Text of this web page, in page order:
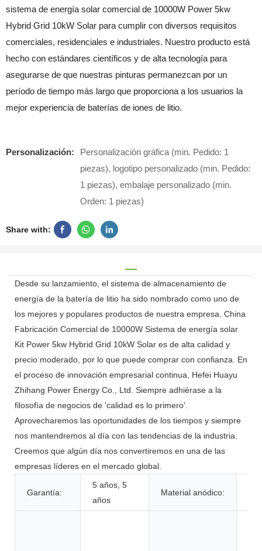
sistema de energía solar comercial de 10000W Power 5kw
Hybrid Grid 10kW Solar para cumplir con diversos requisitos
comerciales, residenciales e industriales. Nuestro producto está
hecho con estándares científicos y de alta tecnología para
asegurarse de que nuestras pinturas permanezcan por un
período de tiempo más largo que proporciona a los usuarios la
mejor experiencia de baterías de iones de litio.
Personalización:
Personalización gráfica (min. Pedido: 1
piezas), logotipo personalizado (min. Pedido:
1 piezas), embalaje personalizado (min.
Orden: 1 piezas)
Share with:
Desde su lanzamiento, el sistema de almacenamiento de
energía de la batería de litio ha sido nombrado como uno de
los mejores y populares productos de nuestra empresa. China
Fabricación Comercial de 10000W Sistema de energía solar
Kit Power 5kw Hybrid Grid 10kW Solar es de alta calidad y
precio moderado, por lo que puede comprar con confianza. En
el proceso de innovación empresarial continua, Hefei Huayu
Zhihang Power Energy Co., Ltd. Siempre adhiérase a la
filosofía de negocios de 'calidad es lo primero'.
Aprovecharemos las oportunidades de los tiempos y siempre
nos mantendremos al día con las tendencias de la industria.
Creemos que algún día nos convertiremos en una de las
empresas líderes en el mercado global.
Garantía:
5 años, 5
años
Material anódico: